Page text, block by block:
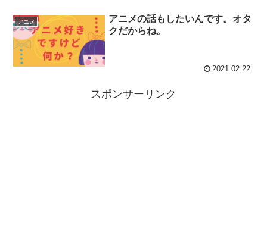
アニメ
アニメの話もしたいんです。オタ
クだからね。
2021.02.22
スポンサーリンク